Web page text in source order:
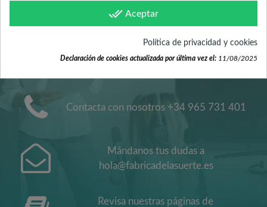
ATENCIÓN AL
CLIENTE
Contacta con nosotros +34 965 731 401
Mándanos tus dudas a
hola@fabricadelasuerte.es
Revisa nuestras páginas de
done_all Aceptar
Política de privacidad y cookies
Declaración de cookies actualizada por última vez el: 11/08/2025